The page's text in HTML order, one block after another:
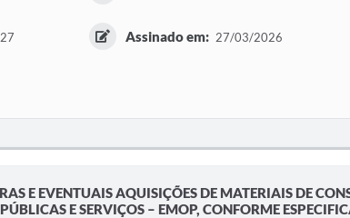
Assinado em: 27/03/2026
E EVENTUAIS AQUISIÇÕES DE MATERIAIS DE
E SERVIÇOS – EMOP, CONFORME